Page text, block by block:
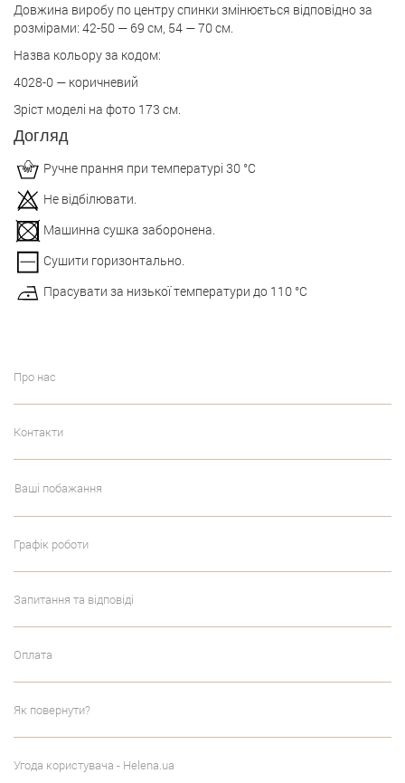
Довжина виробу по центру спинки змінюється відповідно за
розмірами: 42-50 — 69 см, 54 — 70 см.
Назва кольору за кодом:
4028-0 — коричневий
Зріст моделі на фото 173 см.
Догляд
Ручне прання при температурі 30 °С
Не відбілювати.
Машинна сушка заборонена.
Сушити горизонтально.
Прасувати за низької температури до 110 °С
Про нас
Контакти
Ваші побажання
Графік роботи
Запитання та відповіді
Оплата
Як повернути?
Угода користувача - Helena.ua